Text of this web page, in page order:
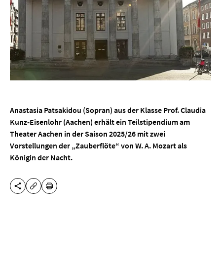
Anastasia Patsakidou (Sopran) aus der Klasse Prof. Claudia
Kunz-Eisenlohr (Aachen) erhält ein Teilstipendium am
Theater Aachen in der Saison 2025/26 mit zwei
Vorstellungen der „Zauberflöte“ von W. A. Mozartals
Königin der Nacht.
DIESE SEITE TEILEN
URL KOPIEREN
DRUCKEN